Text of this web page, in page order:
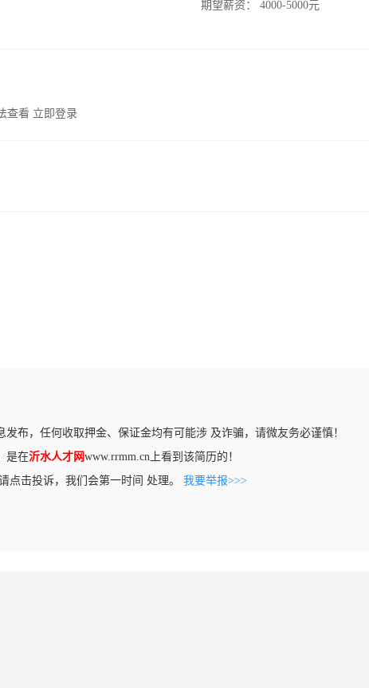
期望薪资：
4000-5000元
查看 立即登录
发布，任何收取押金、保证金均有可能涉 及诈骗，请微友务必谨慎！
是在沂水人才网www.rrmm.cn上看到该简历的！
点击投诉，我们会第一时间 处理。 我要举报>>>